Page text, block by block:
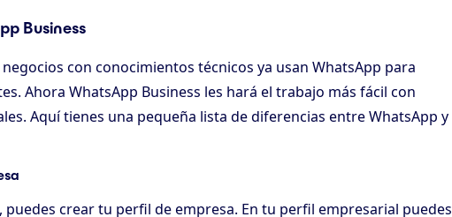
Business
con conocimientos técnicos ya usan WhatsApp para
Ahora WhatsApp Business les hará el trabajo más fácil con
Aquí tienes una pequeña lista de diferencias entre WhatsApp y
puedes crear tu perfil de empresa. En tu perfil empresarial puedes